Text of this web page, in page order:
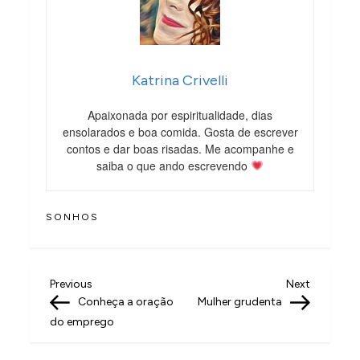
Katrina Crivelli
Apaixonada por espiritualidade, dias
ensolarados e boa comida. Gosta de escrever
contos e dar boas risadas. Me acompanhe e
saiba o que ando escrevendo
SONHOS
N
a
Previous
Post
Previous
Conheça a oração
do emprego
Next
Post
Next
Mulher grudenta